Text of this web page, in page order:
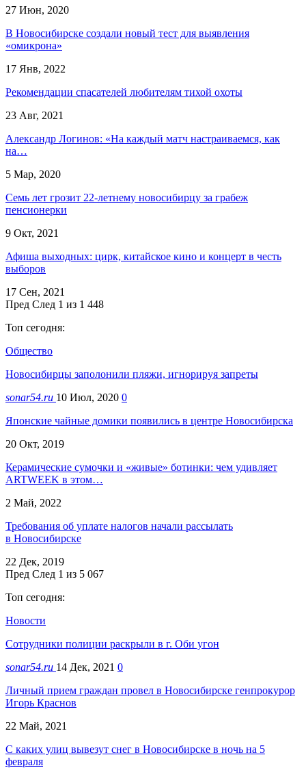
27 Июн, 2020
В Новосибирске создали новый тест для выявления
«омикрона»
17 Янв, 2022
Рекомендации спасателей любителям тихой охоты
23 Авг, 2021
Александр Логинов: «На каждый матч настраиваемся, как
на…
5 Мар, 2020
Семь лет грозит 22-летнему новосибирцу за грабеж
пенсионерки
9 Окт, 2021
Афиша выходных: цирк, китайское кино и концерт в честь
выборов
17 Сен, 2021
Пред След 1 из 1 448
Топ сегодня:
Общество
Новосибирцы заполонили пляжи, игнорируя запреты
sonar54.ru 10 Июл, 2020 0
Японские чайные домики появились в центре Новосибирска
20 Окт, 2019
Керамические сумочки и «живые» ботинки: чем удивляет
ARTWEEK в этом…
2 Май, 2022
Требования об уплате налогов начали рассылать
в Новосибирске
22 Дек, 2019
Пред След 1 из 5 067
Топ сегодня:
Новости
Сотрудники полиции раскрыли в г. Оби угон
sonar54.ru 14 Дек, 2021 0
Личный прием граждан провел в Новосибирске генпрокурор
Игорь Краснов
22 Май, 2021
С каких улиц вывезут снег в Новосибирске в ночь на 5
февраля